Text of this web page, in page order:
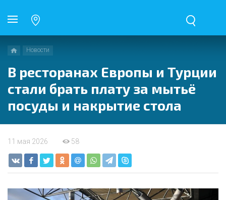
Новости
В ресторанах Европы и Турции
стали брать плату за мытьё
посуды и накрытие стола
11 мая 2026 58